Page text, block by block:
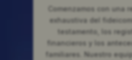
Comenzamos con una
exhaustiva del
testamento, los
financieros y los
familiares. Nuestro